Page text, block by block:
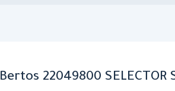
Bertos 22049800 SELECTOR